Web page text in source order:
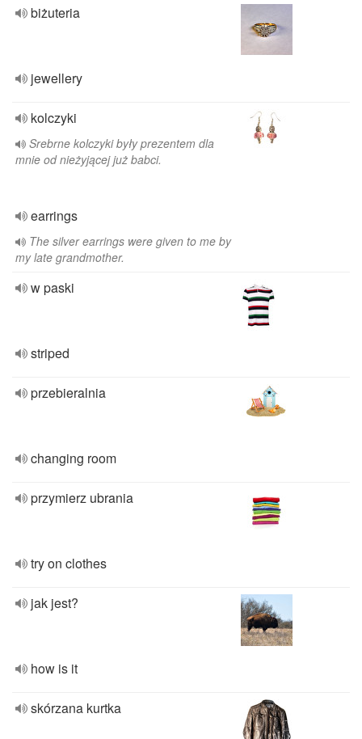
biżuteria
jewellery
kolczyki
Srebrne kolczyki były prezentem dla
mnie od nieżyjącej już babci.
earrings
The silver earrings were given to me by
my late grandmother.
w paski
striped
przebieralnia
changing room
przymierz ubrania
try on clothes
jak jest?
how is it
skórzana kurtka